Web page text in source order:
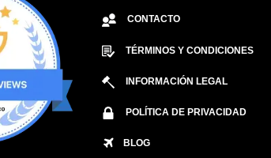
CONTACTO
TÉRMINOS Y CONDICIONES
INFORMACIÓN LEGAL
POLÍTICA DE PRIVACIDAD
BLOG